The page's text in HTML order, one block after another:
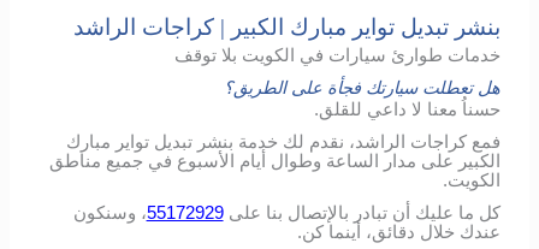
بنشر تبديل تواير مبارك الكبير | كراجات الراشد
خدمات طوارئ سيارات في الكويت بلا توقف
هل تعطلت سيارتك فجأة على الطريق؟
حسناُ معنا لا داعي للقلق.
فمع كراجات الراشد، نقدم لك خدمة بنشر تبديل تواير مبارك
الكبير على مدار الساعة وطوال أيام الأسبوع في جميع مناطق
الكويت.
كل ما عليك أن تبادر بالإتصال بنا على55172929، وسنكون
عندك خلال دقائق، أينما كن.